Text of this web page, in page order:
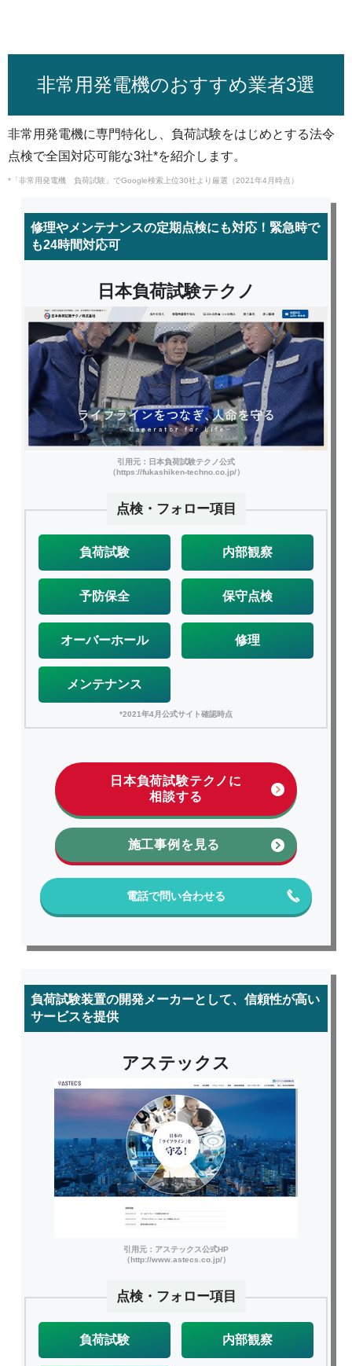
非常用発電機のおすすめ業者3選
非常用発電機に専門特化し、負荷試験をはじめとする法令
点検で全国対応可能な3社*を紹介します。
*「非常用発電機 負荷試験」でGoogle検索上位30社より厳選（2021年4月時点）
修理やメンテナンスの定期点検にも対応！緊急時で
も24時間対応可
日本負荷試験テクノ
引用元：日本負荷試験テクノ公式
（https://fukashiken-techno.co.jp/）
点検・フォロー項目
負荷試験 内部観察
予防保全 保守点検
オーバーホール 修理
メンテナンス
*2021年4月公式サイト確認時点
日本負荷試験テクノに
相談する
施工事例を見る
電話で問い合わせる
負荷試験装置の開発メーカーとして、信頼性が高い
サービスを提供
アステックス
引用元：アステックス公式HP
（http://www.astecs.co.jp/）
点検・フォロー項目
負荷試験 内部観察